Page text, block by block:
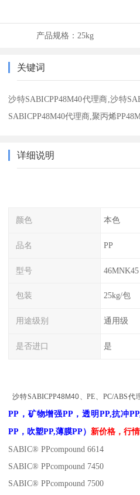
产品规格： 25kg
关键词
沙特SABICPP48M40代理商,沙特
SABICPP48M40代理商,聚丙烯
详细说明
颜色 本色
品名 PP
型号 46MNK45
包装 25kg/包
用途级别 通用级
是否进口 是
沙特SABICPP48M40、PE、PC/ABS代
PP，矿物增强PP，透明PP,抗冲
PP，吹塑PP,薄膜PP） 新价格，行
SABIC® PPcompound 6614
SABIC® PPcompound 7450
SABIC® PPcompound 7500